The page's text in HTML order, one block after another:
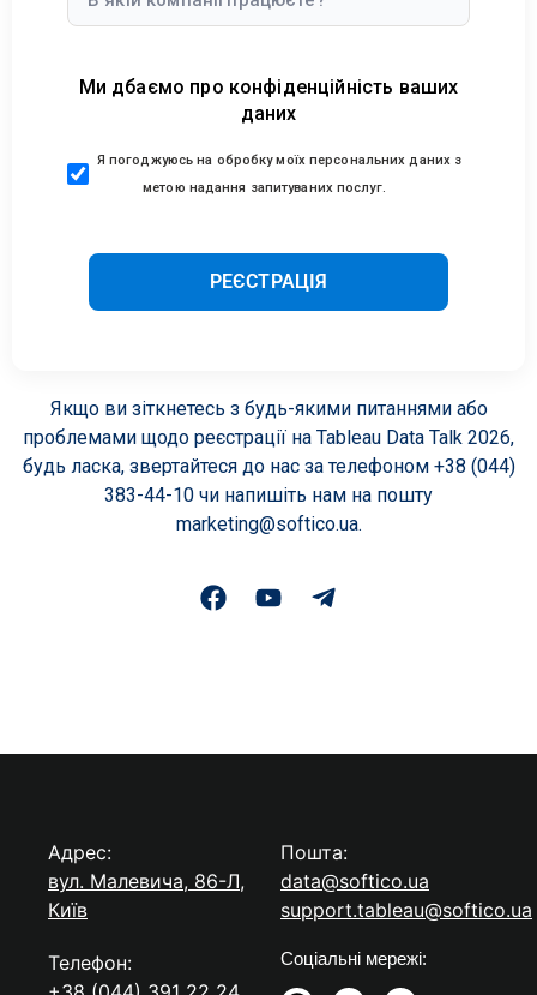
Ми дбаємо про конфіденційність ваших
даних
Я погоджуюсь на обробку моїх персональних даних з
метою надання запитуваних послуг.
РЕЄСТРАЦІЯ
Якщо ви зіткнетесь з будь-якими питаннями або
проблемами щодо реєстрації на Tableau Data Talk 2026,
будь ласка, звертайтеся до нас за телефоном +38 (044)
383-44-10 чи напишіть нам на пошту
marketing@softico.ua.
Адрес:
вул. Малевича, 86-Л,
Київ
Пошта:
data@softico.ua
support.tableau@softico.ua
Телефон:
Соціальні мережі: